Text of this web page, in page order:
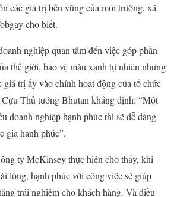
các giá trị bền vững của môi trường, xã
cho biết.
nghiệp quan tâm đến việc góp phần
thế giới, bảo vệ màu xanh tự nhiên nhưng
giá trị ấy vào chính hoạt động của tổ chức
Thủ tướng Bhutan khẳng định: “Một
doanh nghiệp hạnh phúc thì sẽ dễ dàng
gia hạnh phúc”.
ty McKinsey thực hiện cho thấy, khi
lòng, hạnh phúc với công việc sẽ giúp
trải nghiệm cho khách hàng. Và điều